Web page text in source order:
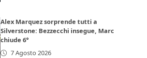
Alex Marquez sorprende tutti a
Silverstone: Bezzecchi insegue, Marc
chiude 6°
7 Agosto 2026